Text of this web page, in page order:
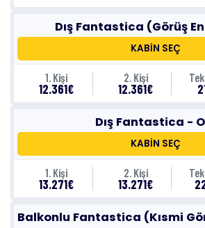
Dış Fantastica (Görüş
KABİN SEÇ
1. Kişi
12.361€
2. Kişi
12.361€
Dış Fantastica -
KABİN SEÇ
1. Kişi
13.271€
2. Kişi
13.271€
Balkonlu Fantastica (Kısmi